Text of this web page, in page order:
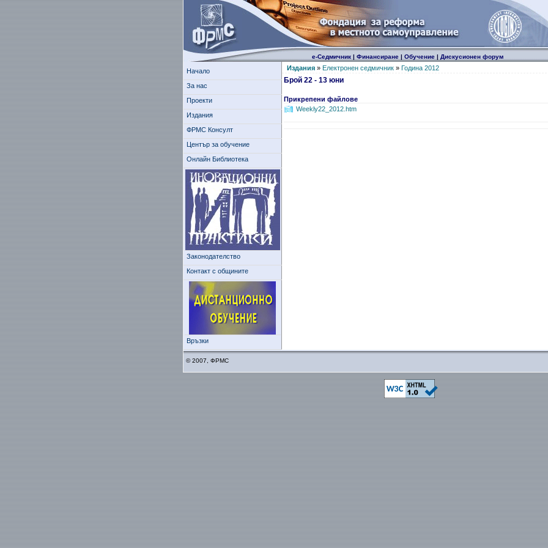
е-Седмичник| Финансиране| Обучение| Дискусионен форум
Начало
За нас
Проекти
Издания
ФРМС Консулт
Център за обучение
Онлайн Библиотека
Законодателство
Контакт с общините
Връзки
Издания» Електронен седмичник» Година 2012
Брой 22 - 13 юни
Прикрепени файлове
Weekly22_2012.htm
© 2007, ФРМС